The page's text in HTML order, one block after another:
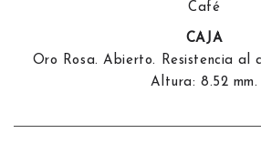
Café
CAJA
Oro Rosa. Abierto. Resistencia al
Altura: 8.52 mm.